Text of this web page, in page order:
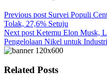
Previous post Survei Populi
Tolak, 27,6% Setuju
Next post Ketemu Elon Musk,
Pengelolaan Nikel untuk
Related Posts